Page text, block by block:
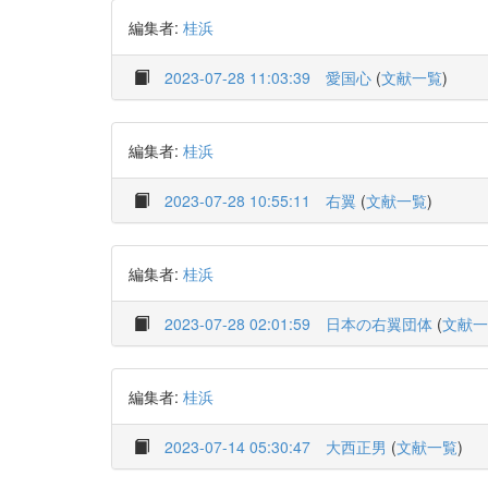
編集者: 桂浜
2023-07-28 11:03:39 愛国心 (文献一覧)
編集者: 桂浜
2023-07-28 10:55:11 右翼 (文献一覧)
編集者: 桂浜
2023-07-28 02:01:59 日本の右翼団体 (文献
編集者: 桂浜
2023-07-14 05:30:47 大西正男 (文献一覧)